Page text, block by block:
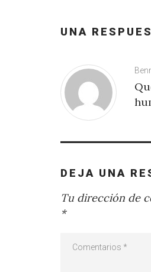
UNA
DEJA UNA
Tu dirección de
*